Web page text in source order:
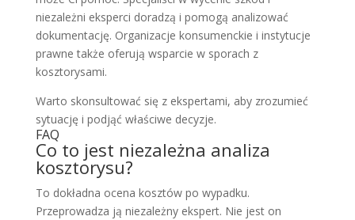
niezależni eksperci doradzą i pomogą analizować
dokumentację. Organizacje konsumenckie i instytucje
prawne także oferują wsparcie w sporach z
kosztorysami.
Warto skonsultować się z ekspertami, aby zrozumieć
sytuację i podjąć właściwe decyzje.
FAQ
Co to jest niezależna analiza
kosztorysu?
To dokładna ocena kosztów po wypadku.
Przeprowadza ją niezależny ekspert. Nie jest on